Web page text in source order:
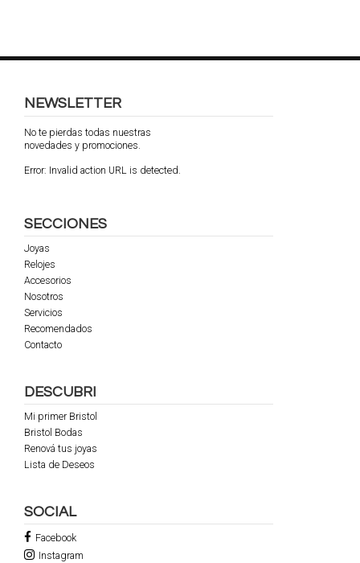
NEWSLETTER
No te pierdas todas nuestras
novedades y promociones.
Error: Invalid action URL is detected.
SECCIONES
Joyas
Relojes
Accesorios
Nosotros
Servicios
Recomendados
Contacto
DESCUBRI
Mi primer Bristol
Bristol Bodas
Renová tus joyas
Lista de Deseos
SOCIAL
Facebook
Instagram